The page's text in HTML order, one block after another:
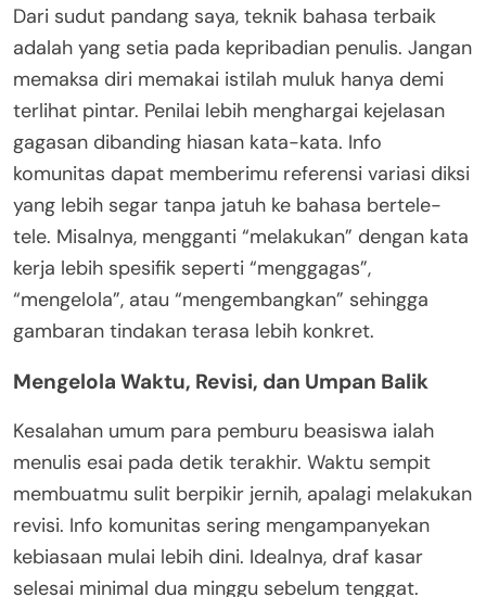
Dari sudut pandang saya, teknik bahasa terbaik
adalah yang setia pada kepribadian penulis. Jangan
memaksa diri memakai istilah muluk hanya demi
terlihat pintar. Penilai lebih menghargai kejelasan
gagasan dibanding hiasan kata-kata. Info
komunitas dapat memberimu referensi variasi diksi
yang lebih segar tanpa jatuh ke bahasa bertele-
tele. Misalnya, mengganti “melakukan” dengan kata
kerja lebih spesifik seperti “menggagas”,
“mengelola”, atau “mengembangkan” sehingga
gambaran tindakan terasa lebih konkret.
Mengelola Waktu, Revisi, dan Umpan Balik
Kesalahan umum para pemburu beasiswa ialah
menulis esai pada detik terakhir. Waktu sempit
membuatmu sulit berpikir jernih, apalagi melakukan
revisi. Info komunitas sering mengampanyekan
kebiasaan mulai lebih dini. Idealnya, draf kasar
selesai minimal dua minggu sebelum tenggat.